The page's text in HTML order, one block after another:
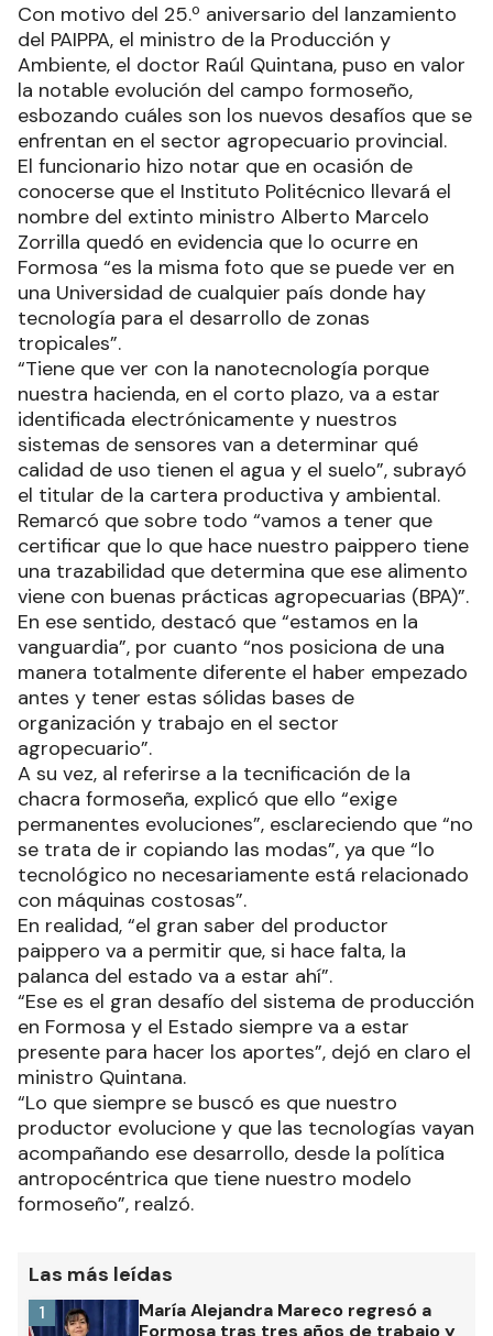
Con motivo del 25.º aniversario del lanzamiento
del PAIPPA, el ministro de la Producción y
Ambiente, el doctor Raúl Quintana, puso en valor
la notable evolución del campo formoseño,
esbozando cuáles son los nuevos desafíos que se
enfrentan en el sector agropecuario provincial.
El funcionario hizo notar que en ocasión de
conocerse que el Instituto Politécnico llevará el
nombre del extinto ministro Alberto Marcelo
Zorrilla quedó en evidencia que lo ocurre en
Formosa “es la misma foto que se puede ver en
una Universidad de cualquier país donde hay
tecnología para el desarrollo de zonas
tropicales”.
“Tiene que ver con la nanotecnología porque
nuestra hacienda, en el corto plazo, va a estar
identificada electrónicamente y nuestros
sistemas de sensores van a determinar qué
calidad de uso tienen el agua y el suelo”, subrayó
el titular de la cartera productiva y ambiental.
Remarcó que sobre todo “vamos a tener que
certificar que lo que hace nuestro paippero tiene
una trazabilidad que determina que ese alimento
viene con buenas prácticas agropecuarias (BPA)”.
En ese sentido, destacó que “estamos en la
vanguardia”, por cuanto “nos posiciona de una
manera totalmente diferente el haber empezado
antes y tener estas sólidas bases de
organización y trabajo en el sector
agropecuario”.
A su vez, al referirse a la tecnificación de la
chacra formoseña, explicó que ello “exige
permanentes evoluciones”, esclareciendo que “no
se trata de ir copiando las modas”, ya que “lo
tecnológico no necesariamente está relacionado
con máquinas costosas”.
En realidad, “el gran saber del productor
paippero va a permitir que, si hace falta, la
palanca del estado va a estar ahí”.
“Ese es el gran desafío del sistema de producción
en Formosa y el Estado siempre va a estar
presente para hacer los aportes”, dejó en claro el
ministro Quintana.
“Lo que siempre se buscó es que nuestro
productor evolucione y que las tecnologías vayan
acompañando ese desarrollo, desde la política
antropocéntrica que tiene nuestro modelo
formoseño”, realzó.
Las más leídas
María Alejandra Mareco regresó a
1